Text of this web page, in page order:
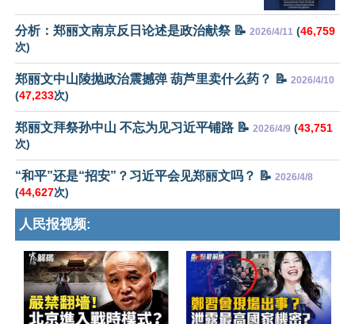
分析：郑丽文南京反日论述是政治献祭 📝 2026/4/11 (46,759
次)
郑丽文中山陵抛政治震撼弹 葫芦里卖什么药？ 📝 2026/4/10
(47,233次)
郑丽文拜祭孙中山 不忘为见习近平铺路 📝 2026/4/9 (43,751
次)
“和平”还是“招安”？习近平会见郑丽文吗？ 📝 2026/4/8
(44,627次)
人民报视频: